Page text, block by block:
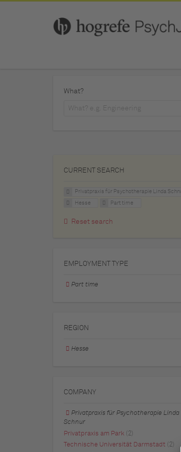
What?
CURRENT SEARCH
Privatpraxis für Psychotherapie Linda
Hesse Part time
Reset search
EMPLOYMENT TYPE
Part time
REGION
Hesse
COMPANY
Privatpraxis für Psychotherapie Linda
Schnur
Privatpraxis am Park (2)
Technische Universität Darmstadt (2)